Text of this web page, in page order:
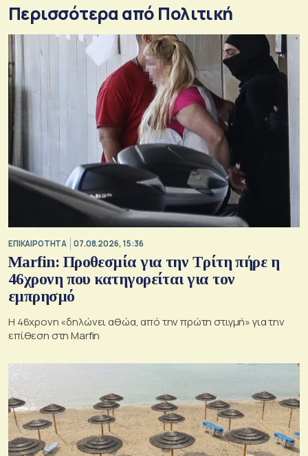
Περισσότερα από Πολιτική
ΕΠΙΚΑΙΡΟΤΗΤΑ 07.08.2026, 15:36
Marfin: Προθεσμία για την Τρίτη πήρε η
46χρονη που κατηγορείται για τον
εμπρησμό
H 46χρονη «δηλώνει αθώα, από την πρώτη στιγμή» για την
επίθεση στη Marfin